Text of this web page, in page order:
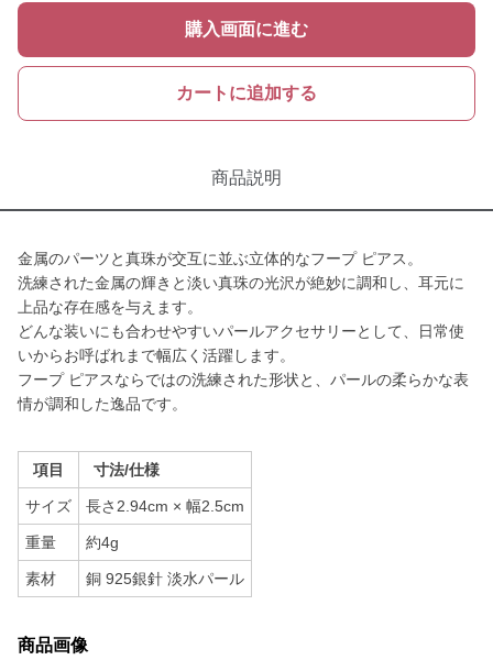
購入画面に進む
カートに追加する
商品説明
金属のパーツと真珠が交互に並ぶ立体的なフープ ピアス。
洗練された金属の輝きと淡い真珠の光沢が絶妙に調和し、耳元に
上品な存在感を与えます。
どんな装いにも合わせやすいパールアクセサリーとして、日常使
いからお呼ばれまで幅広く活躍します。
フープ ピアスならではの洗練された形状と、パールの柔らかな表
情が調和した逸品です。
項目 寸法/仕様
サイズ 長さ2.94cm × 幅2.5cm
重量 約4g
素材 銅 925銀針 淡水パール
商品画像